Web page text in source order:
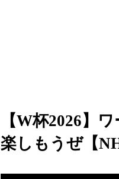
【W杯2026】
楽しもうぜ【